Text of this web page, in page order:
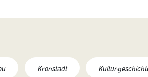
Kronstadt